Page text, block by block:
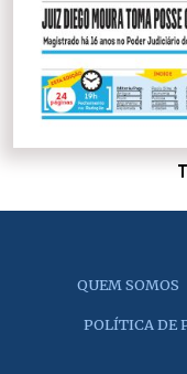
QUEM SOMOS
POLÍTICA DE